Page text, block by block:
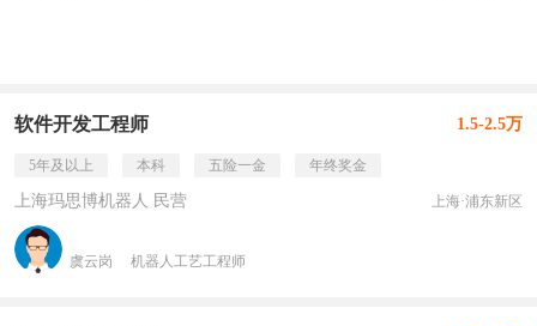
软件开发工程师 1.5-2.5万
5年及以上 本科 五险一金 年终奖金
上海玛思博机器人 民营 上海·浦东新区
虞云岗 机器人工艺工程师